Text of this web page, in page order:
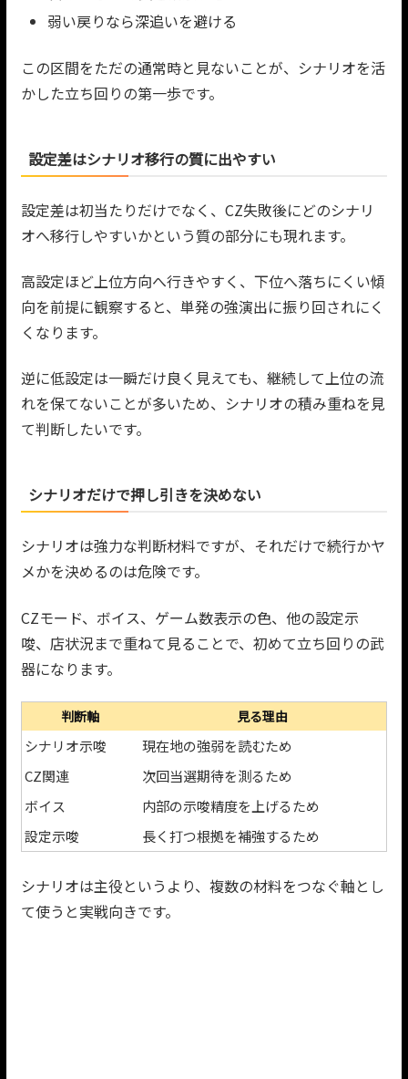
弱い戻りなら深追いを避ける
この区間をただの通常時と見ないことが、シナリオを活
かした立ち回りの第一歩です。
設定差はシナリオ移行の質に出やすい
設定差は初当たりだけでなく、CZ失敗後にどのシナリ
オへ移行しやすいかという質の部分にも現れます。
高設定ほど上位方向へ行きやすく、下位へ落ちにくい傾
向を前提に観察すると、単発の強演出に振り回されにく
くなります。
逆に低設定は一瞬だけ良く見えても、継続して上位の流
れを保てないことが多いため、シナリオの積み重ねを見
て判断したいです。
シナリオだけで押し引きを決めない
シナリオは強力な判断材料ですが、それだけで続行かヤ
メかを決めるのは危険です。
CZモード、ボイス、ゲーム数表示の色、他の設定示
唆、店状況まで重ねて見ることで、初めて立ち回りの武
器になります。
判断軸 見る理由
シナリオ示唆
現在地の強弱を読むため
CZ関連
次回当選期待を測るため
ボイス
内部の示唆精度を上げるため
設定示唆
長く打つ根拠を補強するため
シナリオは主役というより、複数の材料をつなぐ軸とし
て使うと実戦向きです。